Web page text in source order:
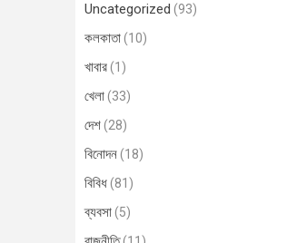
Uncategorized (93)
কলকাতা(10)
খাবার(1)
খেলা(33)
দেশ(28)
বিনোদন(18)
বিবিধ(81)
ব্যবসা(5)